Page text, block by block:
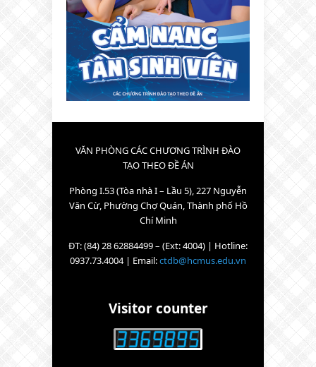
VĂN PHÒNG CÁC CHƯƠNG TRÌNH ĐÀO
TẠO THEO ĐỀ ÁN
Phòng I.53 (Tòa nhà I – Lầu 5), 227 Nguyễn
Văn Cừ, Phường Chợ Quán, Thành phố Hồ
Chí Minh
ĐT: (84) 28 62884499 – (Ext: 4004) | Hotline:
0937.73.4004 | Email:ctdb@hcmus.edu.vn
Visitor counter